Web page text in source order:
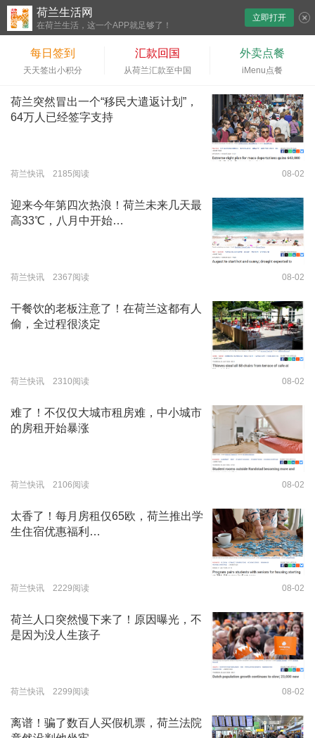
荷兰生活网
在荷兰生活，这一个APP就足够了！
立即打开
每日签到
天天签出小积分
汇款回国
从荷兰汇款至中国
外卖点餐
iMenu点餐
荷兰突然冒出一个“移民大遣返计划”，
64万人已经签字支持
荷兰快讯 2185阅读 08-02
迎来今年第四次热浪！荷兰未来几天最
高33℃，八月中开始…
荷兰快讯 2367阅读 08-02
干餐饮的老板注意了！在荷兰这都有人
偷，全过程很淡定
荷兰快讯 2310阅读 08-02
难了！不仅仅大城市租房难，中小城市
的房租开始暴涨
荷兰快讯 2106阅读 08-02
太香了！每月房租仅65欧，荷兰推出学
生住宿优惠福利…
荷兰快讯 2229阅读 08-02
荷兰人口突然慢下来了！原因曝光，不
是因为没人生孩子
荷兰快讯 2299阅读 08-02
离谱！骗了数百人买假机票，荷兰法院